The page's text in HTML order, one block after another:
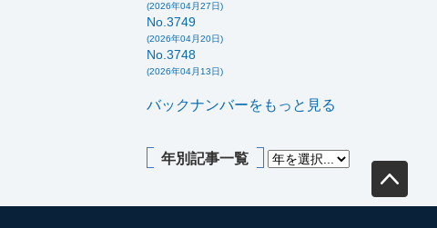
(2026年04月27日)
No.3749
(2026年04月20日)
No.3748
(2026年04月13日)
バックナンバーをもっと見る
年別記事一覧